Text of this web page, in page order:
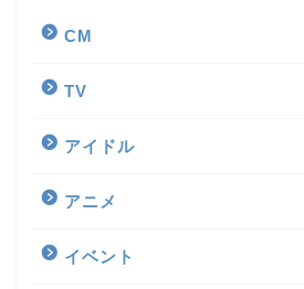
CM
TV
アイドル
アニメ
イベント